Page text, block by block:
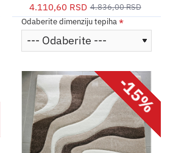
4.110,60 RSD 4.836,00 RSD
Odaberite dimenziju tepiha
-15%